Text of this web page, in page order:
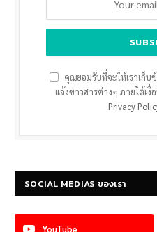
คุณยอมรับที่จะให้เราเก็บ
แจ้งข่าวสารต่างๆ ภายใต้เ
Privacy
SOCIAL MEDIAS ของเรา
YouTube